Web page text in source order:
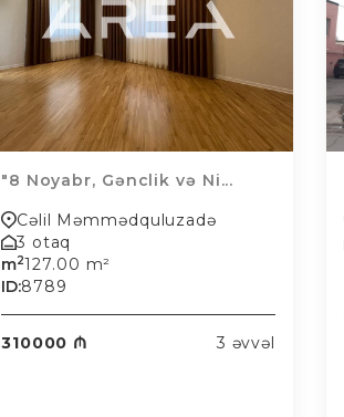
"8 Noyabr, Gənclik və Ni...
Cəlil Məmmədquluzadə
3 otaq
m2127.00 m²
ID:8789
310000 ₼ 3 əvvəl